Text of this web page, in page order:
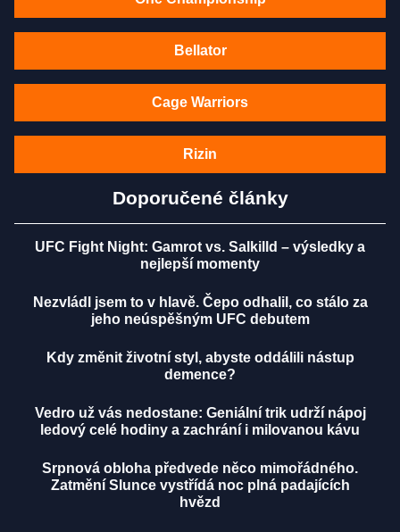
Bellator
Cage Warriors
Rizin
Doporučené články
UFC Fight Night: Gamrot vs. Salkilld – výsledky a
nejlepší momenty
Nezvládl jsem to v hlavě. Čepo odhalil, co stálo za
jeho neúspěšným UFC debutem
Kdy změnit životní styl, abyste oddálili nástup
demence?
Vedro už vás nedostane: Geniální trik udrží nápoj
ledový celé hodiny a zachrání i milovanou kávu
Srpnová obloha předvede něco mimořádného.
Zatmění Slunce vystřídá noc plná padajících
hvězd